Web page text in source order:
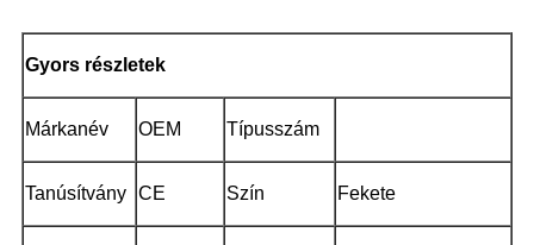
Gyors részletek
Márkanév OEM Típusszám
Tanúsítvány CE Szín Fekete